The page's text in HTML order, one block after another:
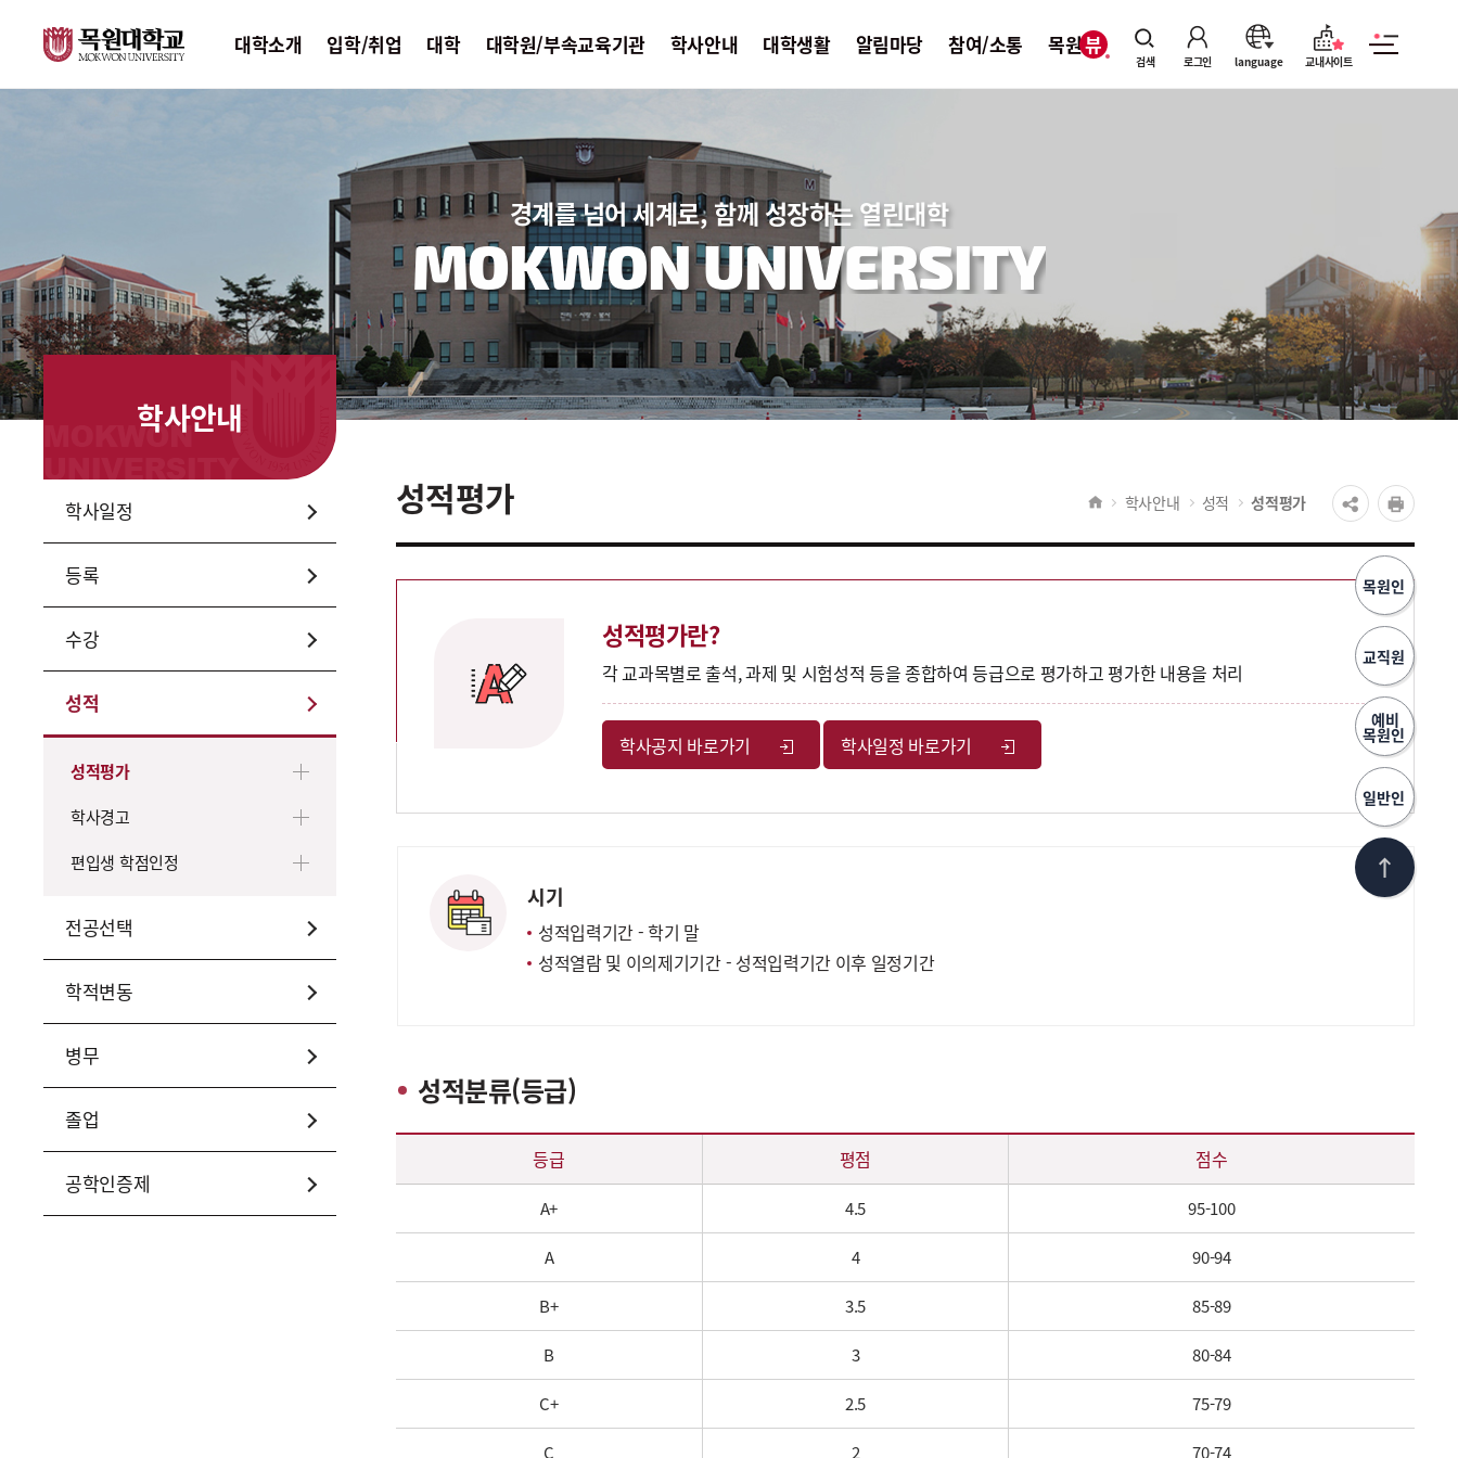
검색 로그인 language 교내사이트
대학소개 입학/취업 대학 대학원/부속교육기관 학사안내 대학생활 알림마당 참여/소통 목원뷰
목원인
교직원
예비
목원인
일반인
경계를 넘어 세계로, 함께 성장하는 열린대학
MOKWON UNIVERSITY
학사안내
학사일정
등록
수강
성적
성적평가
학사경고
편입생 학점인정
전공선택
학적변동
병무
졸업
공학인증제
성적평가 학사안내 성적 성적평가
성적평가란?
각 교과목별로 출석, 과제 및 시험성적 등을 종합하여 등급으로 평가하고 평가한 내용을 처리
학사공지 바로가기 학사일정 바로가기
시기
성적입력기간 - 학기 말
성적열람 및 이의제기기간 - 성적입력기간 이후 일정기간
성적분류(등급)
성적분류(등급) – 등급, 평점, 점수 내용제공
등급 평점 점수
A+ 4.5 95-100
A 4 90-94
B+ 3.5 85-89
B 3 80-84
C+ 2.5 75-79
C 2 70-74